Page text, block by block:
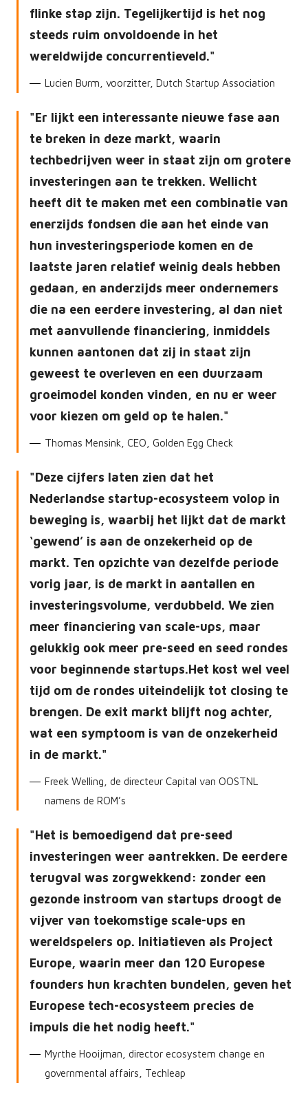
flinke stap zijn. Tegelijkertijd is het nog
steeds ruim onvoldoende in het
wereldwijde concurrentieveld.
Lucien Burm, voorzitter, Dutch Startup Association
Er lijkt een interessante nieuwe fase aan
te breken in deze markt, waarin
techbedrijven weer in staat zijn om grotere
investeringen aan te trekken. Wellicht
heeft dit te maken met een combinatie van
enerzijds fondsen die aan het einde van
hun investeringsperiode komen en de
laatste jaren relatief weinig deals hebben
gedaan, en anderzijds meer ondernemers
die na een eerdere investering, al dan niet
met aanvullende financiering, inmiddels
kunnen aantonen dat zij in staat zijn
geweest te overleven en een duurzaam
groeimodel konden vinden, en nu er weer
voor kiezen om geld op te halen.
Thomas Mensink, CEO, Golden Egg Check
Deze cijfers laten zien dat het
Nederlandse startup-ecosysteem volop in
beweging is, waarbij het lijkt dat de markt
‘gewend’ is aan de onzekerheid op de
markt. Ten opzichte van dezelfde periode
vorig jaar, is de markt in aantallen en
investeringsvolume, verdubbeld. We zien
meer financiering van scale-ups, maar
gelukkig ook meer pre-seed en seed rondes
voor beginnende startups.Het kost wel veel
tijd om de rondes uiteindelijk tot closing te
brengen. De exit markt blijft nog achter,
wat een symptoom is van de onzekerheid
in de markt.
Freek Welling, de directeur Capital van OOSTNL
namens de ROM’s
Het is bemoedigend dat pre-seed
investeringen weer aantrekken. De eerdere
terugval was zorgwekkend: zonder een
gezonde instroom van startups droogt de
vijver van toekomstige scale-ups en
wereldspelers op. Initiatieven als Project
Europe, waarin meer dan 120 Europese
founders hun krachten bundelen, geven het
Europese tech-ecosysteem precies de
impuls die het nodig heeft.
Myrthe Hooijman, director ecosystem change en
governmental affairs, Techleap